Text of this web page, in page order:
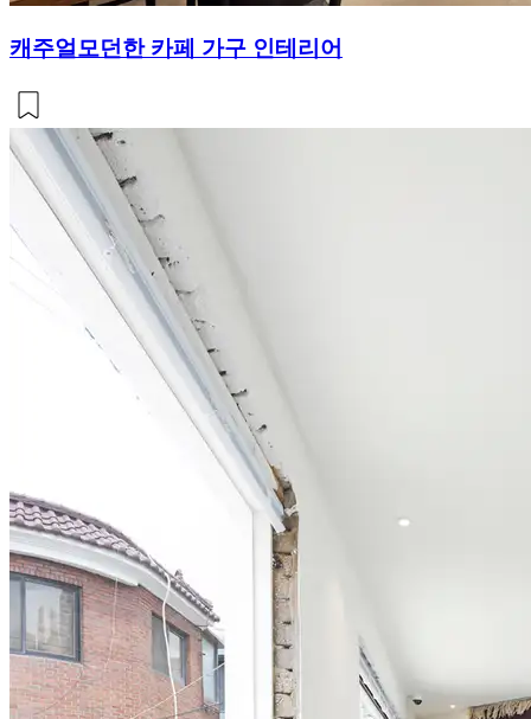
캐주얼모던한 카페 가구 인테리어